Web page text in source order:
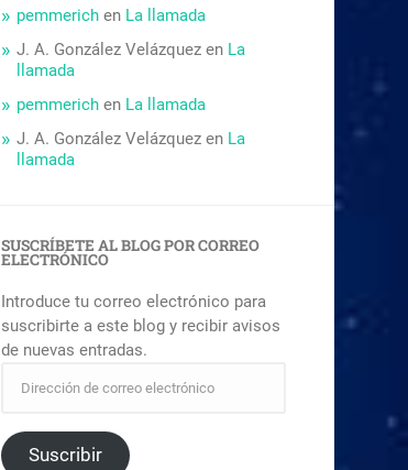
pemmerich en La llamada
J. A. González Velázquez en La
llamada
pemmerich en La llamada
J. A. González Velázquez en La
llamada
SUSCRÍBETE AL BLOG POR CORREO
ELECTRÓNICO
Introduce tu correo electrónico para
suscribirte a este blog y recibir avisos
de nuevas entradas.
Suscribir